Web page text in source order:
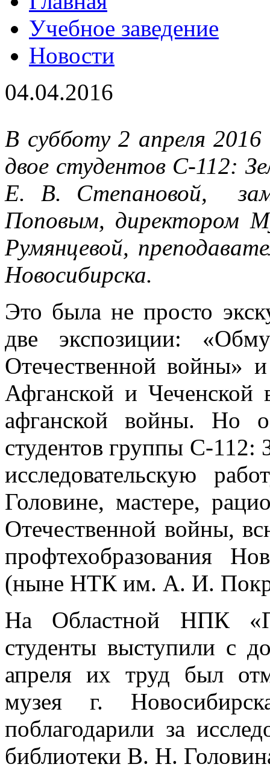
Учебное заведение
Новости
04.04.2016
В субботу 2 апреля
двое студентов С-112:
Е. В. Степановой,
Поповым, директором
Румянцевой,
Новосибирска.
Это была не просто
две экспозиции:
Отечественной войны»
Афганской и Чеченской
афганской войны. Но
студентов группы С-112:
исследовательскую
Головине, мастере,
Отечественной войны,
профтехобразования
(ныне НТК им. А. И.
На Областной НПК
студенты выступили с
апреля их труд был
музея г.
поблагодарили за
библиотеки В. Н.